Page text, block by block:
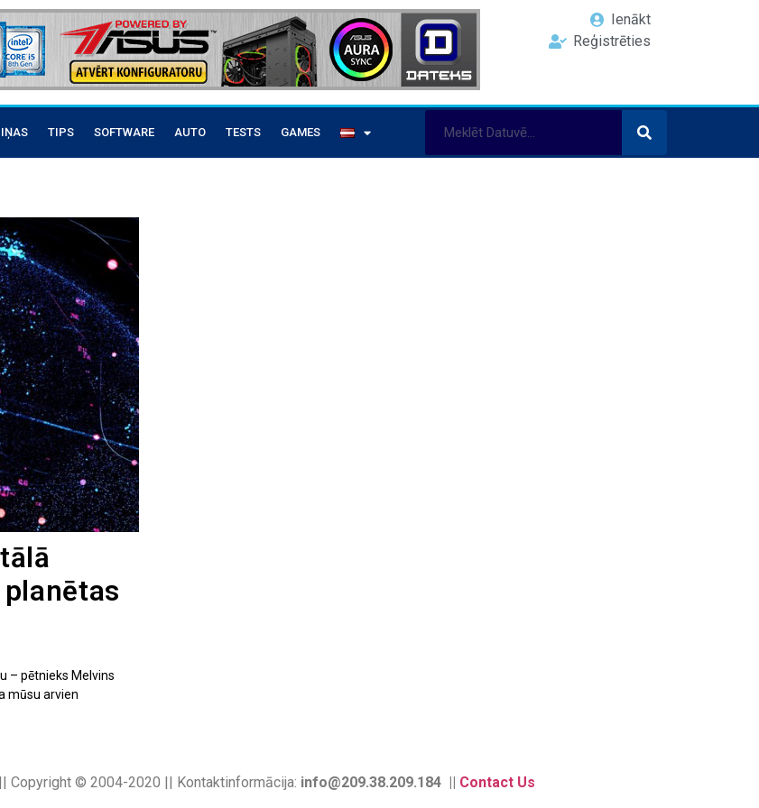
Ienākt
Reģistrēties
TIPS SOFTWARE AUTO TESTS GAMES
– pētnieks Melvins
mūsu arvien
Copyright © 2004-2020 || Kontaktinformācija: info@209.38.209.184 || Contact Us